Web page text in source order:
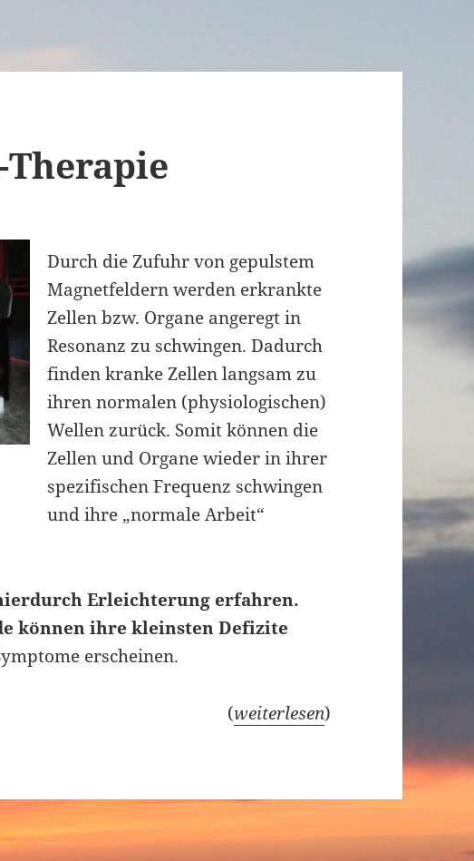
Durch die Zufuhr von gepulstem
Magnetfeldern werden erkrankte
Zellen bzw. Organe angeregt in
Resonanz zu schwingen. Dadurch
finden kranke Zellen langsam zu
ihren normalen (physiologischen)
Wellen zurück. Somit können die
Zellen und Organe wieder in ihrer
spezifischen Frequenz schwingen
und ihre „normale Arbeit“
Erleichterung erfahren.
können ihre kleinsten Defizite
erscheinen.
(weiterlesen)